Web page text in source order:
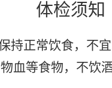
体检须知
持正常饮食，不
血等食物，不饮